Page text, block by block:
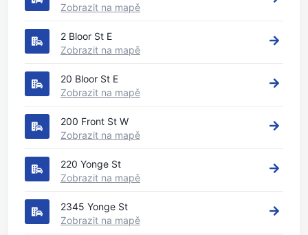
Zobrazit na mapě
2 Bloor St E
Zobrazit na mapě
20 Bloor St E
Zobrazit na mapě
200 Front St W
Zobrazit na mapě
220 Yonge St
Zobrazit na mapě
2345 Yonge St
Zobrazit na mapě